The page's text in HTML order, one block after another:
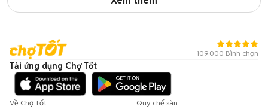
109.000 Bình chọn
Tải ứng dụng Chợ Tốt
Về Chợ Tốt
Quy chế sàn